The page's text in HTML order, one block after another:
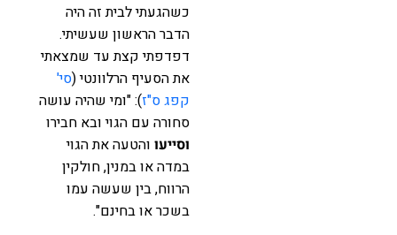
כשהגעתי לבית זה היה
הדבר הראשון שעשיתי.
דפדפתי קצת עד שמצאתי
את הסעיף הרלוונטי (סי'
קפג ס"ז): "ומי שהיה עושה
סחורה עם הגוי ובא חבירו
וסייעווהטעה את הגוי
במדה או במנין, חולקין
הרווח, בין שעשה עמו
בשכר או בחינם".